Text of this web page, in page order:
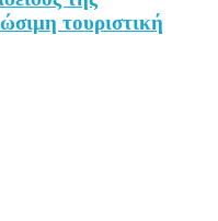
τουριστική